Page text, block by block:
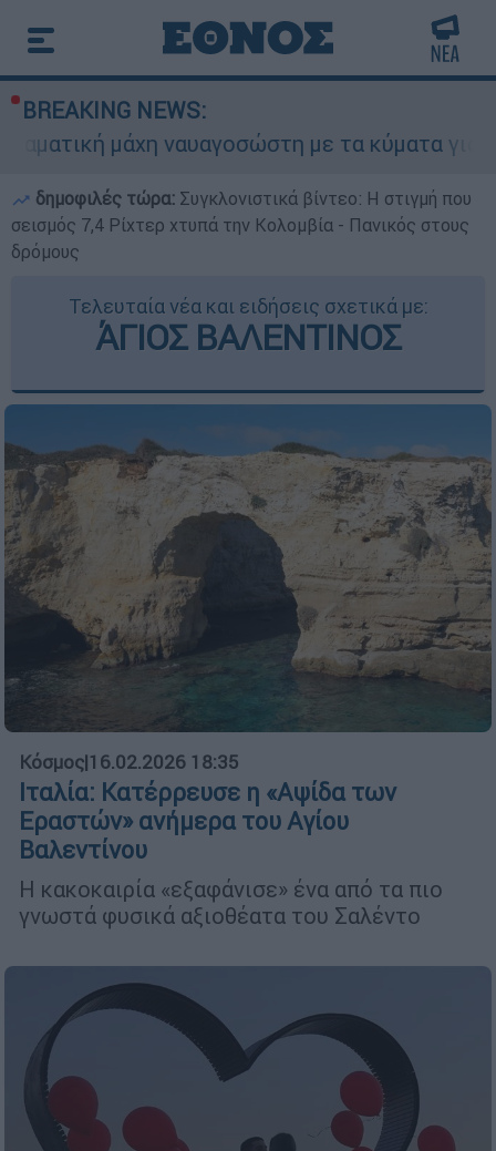
BREAKING NEWS:
ναυαγοσώστη με τα κύματα για να σώσει
δημοφιλές τώρα: Συγκλονιστικά βίντεο: Η στιγμή που
σεισμός 7,4 Ρίχτερ χτυπά την Κολομβία - Πανικός στους
δρόμους
Τελευταία νέα και ειδήσεις σχετικά με:
ΆΓΙΟΣ ΒΑΛΕΝΤΙΝΟΣ
Κόσμος|16.02.2026 18:35
Ιταλία: Κατέρρευσε η «Αψίδα των
Εραστών» ανήμερα του Αγίου
Βαλεντίνου
Η κακοκαιρία «εξαφάνισε» ένα από τα πιο
γνωστά φυσικά αξιοθέατα του Σαλέντο